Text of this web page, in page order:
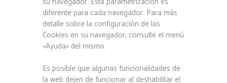
diferente para cada navegador. Para más
detalle sobre la configuración de las
Cookies en su navegador, consulte el menú
«Ayuda» del mismo.
Es posible que algunas funcionalidades de
la web dejen de funcionar al deshabilitar el